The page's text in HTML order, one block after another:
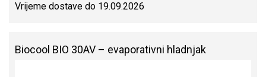
Vrijeme dostave do 19.09.2026
Biocool BIO 30AV – evaporativni hladnjak